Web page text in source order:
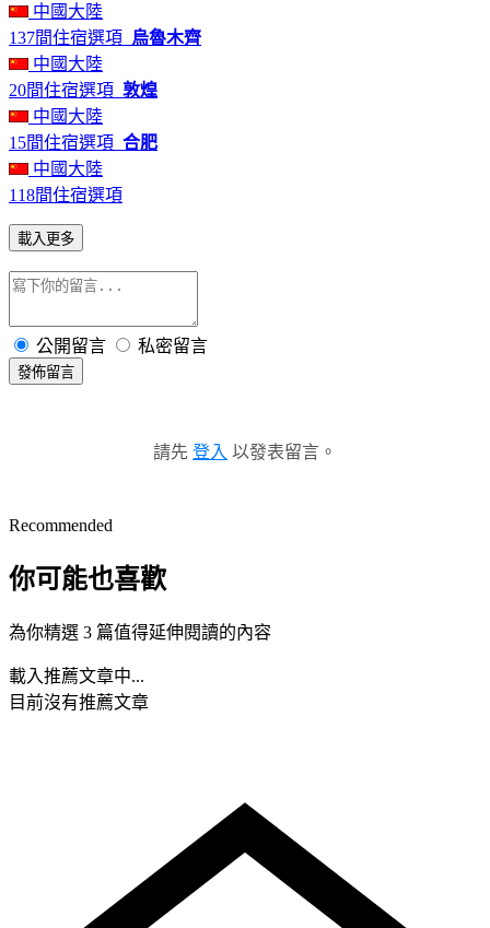
中國大陸
137間住宿選項
烏魯木齊
中國大陸
20間住宿選項 敦煌
中國大陸
15間住宿選項 合肥
中國大陸
118間住宿選項
載入更多
公開留言 私密留言
發佈留言
請先 登入 以發表留言。
Recommended
你可能也喜歡
為你精選 3 篇值得延伸閱讀的內容
載入推薦文章中...
目前沒有推薦文章